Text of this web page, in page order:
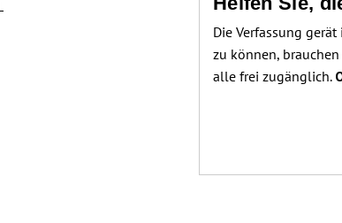
Die Verfassung gerät
zu können, brauchen
alle frei zugänglich.